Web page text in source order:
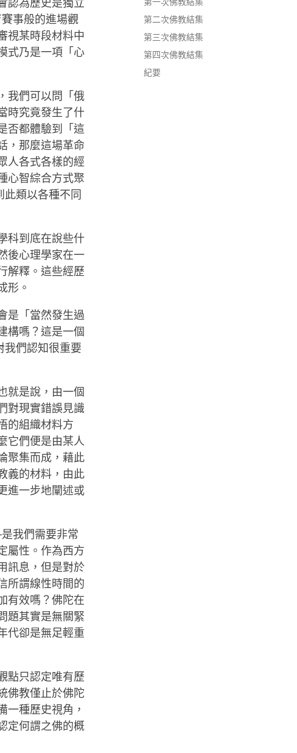
第一次佛教結集
第二次佛教結集
第三次佛教結集
第四次佛教結集
紀要
認為歷史是獨立
事般的進場觀
視某時段材料中
式乃是一項「心
我們可以問「俄
時究竟發生了什
否都體驗到「這
，那麼這場革命
人各式各樣的經
心智綜合方式聚
類以各種不同
科到底在說些什
後心理學家在一
解釋。這些經歷
形。
是「當然發生過
構嗎？這是一個
我們認知很重要
就是說，由一個
對現實錯誤見識
的組織材料方
它們便是由某人
聚集而成，藉此
義的材料，由此
進一步地闡述或
我們需要非常
屬性。作為西方
訊息，但是對於
所謂線性時間的
有效嗎？佛陀在
題其實是無關緊
代卻是無足輕重
點只認定唯有歷
佛教僅止於佛陀
一種歷史視角，
定何謂之佛的概